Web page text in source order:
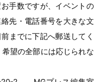
手数ですが、イベントの
先・電話番号を大きな文
までに下記へ郵送してく
望の全部には応じられな